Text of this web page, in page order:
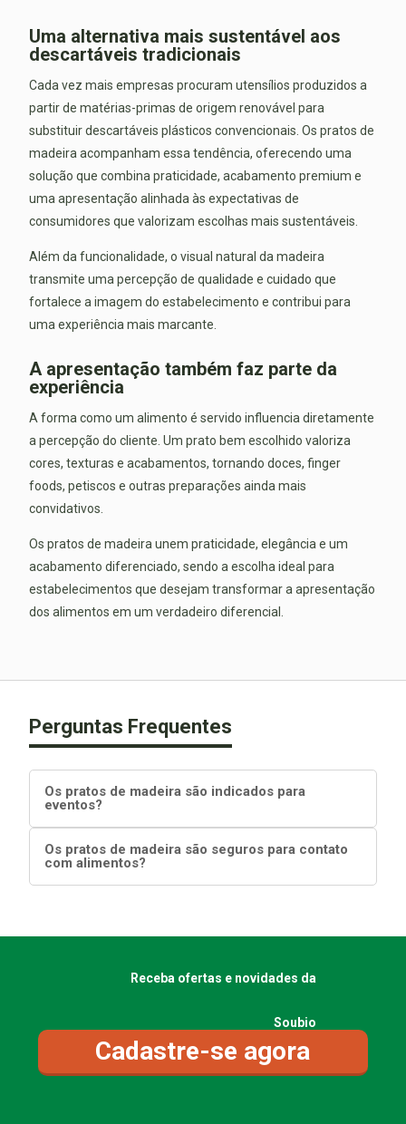
Uma alternativa mais sustentável aos
descartáveis tradicionais
Cada vez mais empresas procuram utensílios produzidos a
partir de matérias-primas de origem renovável para
substituir descartáveis plásticos convencionais. Os pratos de
madeira acompanham essa tendência, oferecendo uma
solução que combina praticidade, acabamento premium e
uma apresentação alinhada às expectativas de
consumidores que valorizam escolhas mais sustentáveis.
Além da funcionalidade, o visual natural da madeira
transmite uma percepção de qualidade e cuidado que
fortalece a imagem do estabelecimento e contribui para
uma experiência mais marcante.
A apresentação também faz parte da
experiência
A forma como um alimento é servido influencia diretamente
a percepção do cliente. Um prato bem escolhido valoriza
cores, texturas e acabamentos, tornando doces, finger
foods, petiscos e outras preparações ainda mais
convidativos.
Os pratos de madeira unem praticidade, elegância e um
acabamento diferenciado, sendo a escolha ideal para
estabelecimentos que desejam transformar a apresentação
dos alimentos em um verdadeiro diferencial.
Perguntas Frequentes
Os pratos de madeira são indicados para
eventos?
Os pratos de madeira são seguros para contato
com alimentos?
Receba ofertas e novidades da
Soubio
Cadastre-se agora